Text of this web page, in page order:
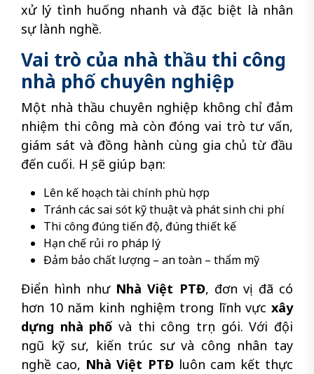
xử lý tình huống nhanh và đặc biệt là nhân
sự lành nghề.
Vai trò của nhà thầu thi công
nhà phố chuyên nghiệp
Một nhà thầu chuyên nghiệp không chỉ đảm
nhiệm thi công mà còn đóng vai trò tư vấn,
giám sát và đồng hành cùng gia chủ từ đầu
đến cuối. Họ sẽ giúp bạn:
Lên kế hoạch tài chính phù hợp
Tránh các sai sót kỹ thuật và phát sinh chi phí
Thi công đúng tiến độ, đúng thiết kế
Hạn chế rủi ro pháp lý
Đảm bảo chất lượng – an toàn – thẩm mỹ
Điển hình như Nhà Việt PTĐ, đơn vị đã có
hơn 10 năm kinh nghiệm trong lĩnh vực xây
dựng nhà phốvà thi công trọn gói. Với đội
ngũ kỹ sư, kiến trúc sư và công nhân tay
nghề cao, Nhà Việt PTĐluôn cam kết thực